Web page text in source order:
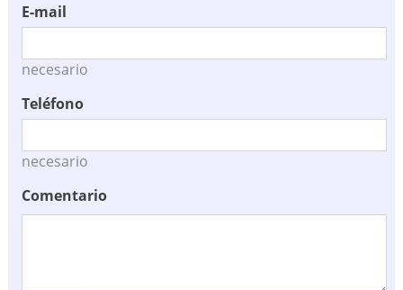
E-mail
necesario
Teléfono
necesario
Comentario